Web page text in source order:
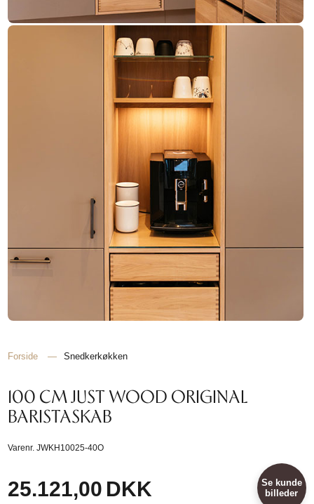
Forside — Snedkerkøkken
100 CM JUST WOOD ORIGINAL
BARISTASKAB
Varenr.JWKH10025-40O
25.121,00 DKK
Se kunde
billeder